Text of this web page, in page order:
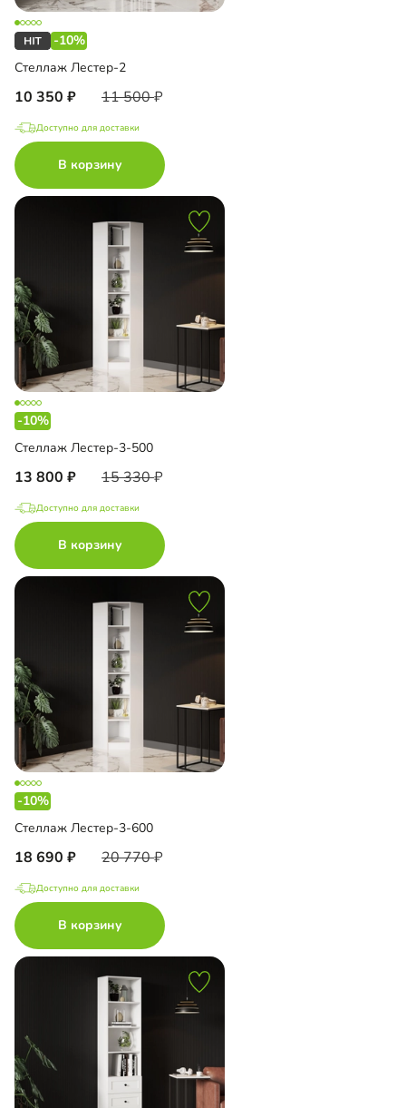
-10%
Стеллаж Лестер-2
10 350 11 500
Доступно для доставки
В корзину
-10%
Стеллаж Лестер-3-500
13 800 15 330
Доступно для доставки
В корзину
-10%
Стеллаж Лестер-3-600
18 690 20 770
Доступно для доставки
В корзину